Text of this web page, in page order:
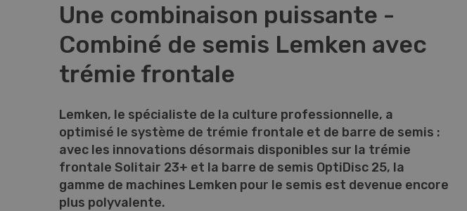
Une combinaison puissante -
Combiné de semis Lemken avec
trémie frontale
Lemken, le spécialiste de la culture professionnelle, a
optimisé le système de trémie frontale et de barre de semis :
avec les innovations désormais disponibles sur la trémie
frontale Solitair 23+ et la barre de semis OptiDisc 25, la
gamme de machines Lemken pour le semis est devenue encore
plus polyvalente.